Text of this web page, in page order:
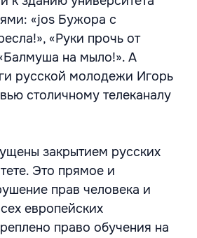
«jos Бужора с
«Руки прочь от
на мыло!». А
русской молодежи Игорь
столичному телеканалу
закрытием русских
Это прямое и
прав человека и
европейских
право обучения на